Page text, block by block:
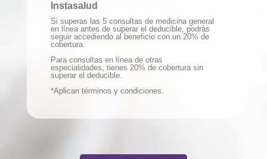
Instasalud
Si superas las 5 consultas de medicina general
en línea antes de superar el deducible, podrás
seguir accediendo al beneficio con un 20% de
cobertura.
Para consultas en línea de otras
especialidades, tienes 20% de cobertura sin
superar el deducible.
*Aplican términos y condiciones.